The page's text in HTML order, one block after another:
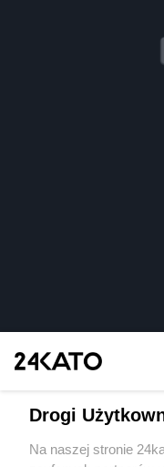
Wydawca mediów
Drogi
Na naszej stronie